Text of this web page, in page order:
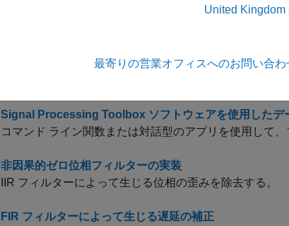
Signal Processing Toolbox ソフトウェアを使用したデ
コマンド ライン関数または対話型のアプリを使用して
非因果的ゼロ位相フィルターの実装
IIR フィルターによって生じる位相の歪みを除去する。
FIR フィルターによって生じる遅延の補正
United Kingdom
最寄りの営業オフィスへのお問い合わ